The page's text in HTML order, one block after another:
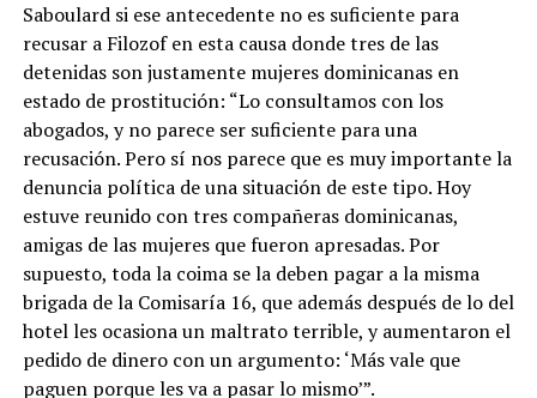
Saboulard si ese antecedente no es suficiente para
recusar a Filozof en esta causa donde tres de las
detenidas son justamente mujeres dominicanas en
estado de prostitución: “Lo consultamos con los
abogados, y no parece ser suficiente para una
recusación. Pero sí nos parece que es muy importante la
denuncia política de una situación de este tipo. Hoy
estuve reunido con tres compañeras dominicanas,
amigas de las mujeres que fueron apresadas. Por
supuesto, toda la coima se la deben pagar a la misma
brigada de la Comisaría 16, que además después de lo del
hotel les ocasiona un maltrato terrible, y aumentaron el
pedido de dinero con un argumento: ‘Más vale que
paguen porque les va a pasar lo mismo’”.